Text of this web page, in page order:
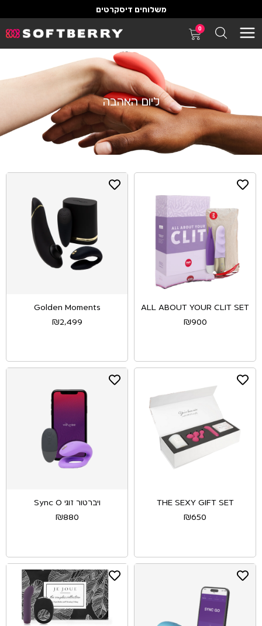
משלוחים דיסקרטים
0
ליום האהבה
ALL ABOUT YOUR CLIT SET
₪900
Golden Moments
₪2,499
THE SEXY GIFT SET
₪650
ויברטור זוגי Sync O
₪880